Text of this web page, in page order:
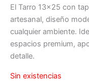
precio
era:
El Tarro 13×25 con
artesanal, diseño
cualquier ambiente.
espacios premium,
detalle.
Sin existencias